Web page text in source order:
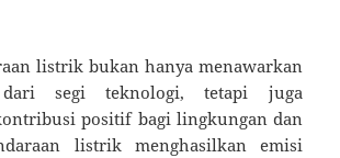
listrik bukan hanya menawarkan
dari segi teknologi, tetapi juga
positif bagi lingkungan dan
listrik menghasilkan emisi